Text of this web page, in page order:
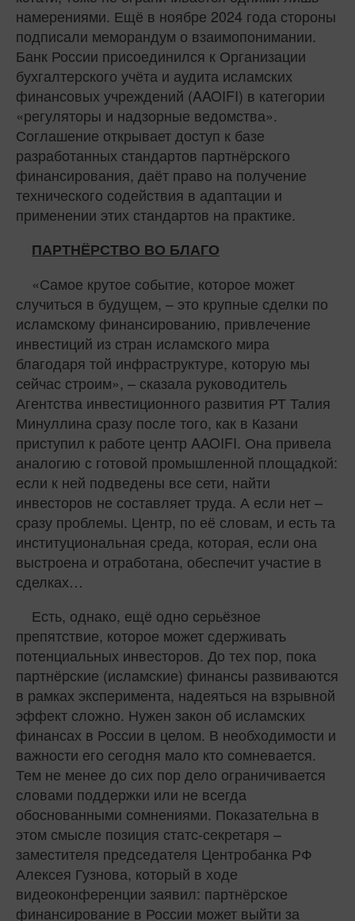
намерениями. Ещё в ноябре 2024 года стороны
подписали меморандум о взаимопонимании.
Банк России присоединился к Организации
бухгалтерского учёта и аудита исламских
финансовых учреждений (AAOIFI) в категории
«регуляторы и надзорные ведомства».
Соглашение открывает доступ к базе
разработанных стандартов партнёрского
финансирования, даёт право на получение
технического содействия в адаптации и
применении этих стандартов на практике.
ПАРТНЁРСТВО ВО БЛАГО
«Самое крутое событие, которое может
случиться в будущем, – это крупные сделки по
исламскому финансированию, привлечение
инвестиций из стран исламского мира
благодаря той инфраструктуре, которую мы
сейчас строим», – сказала руководитель
Агентства инвестиционного развития РТ Талия
Минуллина сразу после того, как в Казани
приступил к работе центр AAOIFI. Она привела
аналогию с готовой промышленной площадкой:
если к ней подведены все сети, найти
инвесторов не составляет труда. А если нет –
сразу проблемы. Центр, по её словам, и есть та
институциональная среда, которая, если она
выстроена и отработана, обеспечит участие в
сделках…
Есть, однако, ещё одно серьёзное
препятствие, которое может сдерживать
потенциальных инвесторов. До тех пор, пока
партнёрские (исламские) финансы развиваются
в рамках эксперимента, надеяться на взрывной
эффект сложно. Нужен закон об исламских
финансах в России в целом. В необходимости и
важности его сегодня мало кто сомневается.
Тем не менее до сих пор дело ограничивается
словами поддержки или не всегда
обоснованными сомнениями. Показательна в
этом смысле позиция статс-секретаря –
заместителя председателя Центробанка РФ
Алексея Гузнова, который в ходе
видеоконференции заявил: партнёрское
финансирование в России может выйти за